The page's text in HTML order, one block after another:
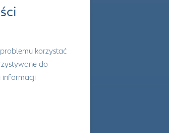
korzystać
do
informacji